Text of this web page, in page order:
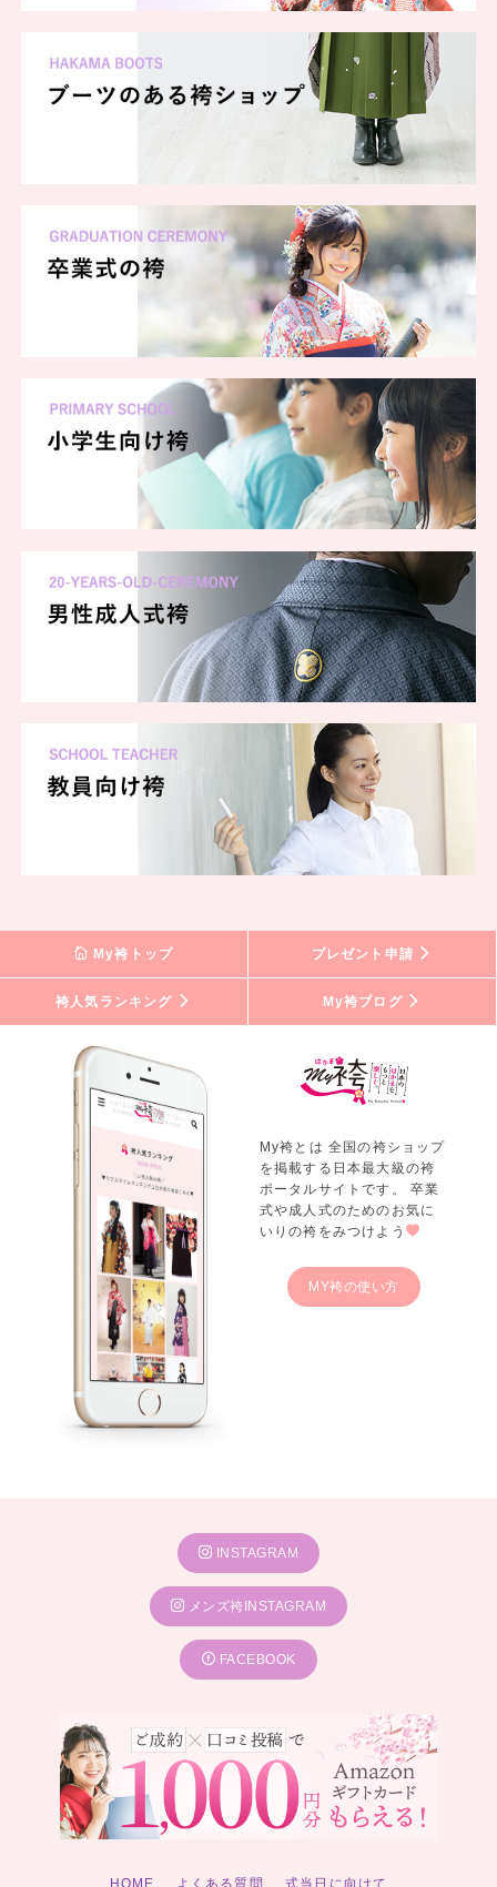
My袴トップ プレゼント申請
袴人気ランキング My袴ブログ
My袴とは 全国の袴ショップ
を掲載する日本最大級の袴
ポータルサイトです。 卒業
式や成人式のためのお気に
いりの袴をみつけよう
MY袴の使い方
INSTAGRAM
メンズ袴INSTAGRAM
FACEBOOK